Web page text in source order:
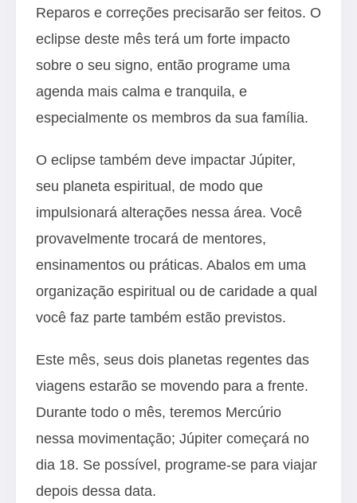
Reparos e correções precisarão ser feitos. O
eclipse deste mês terá um forte impacto
sobre o seu signo, então programe uma
agenda mais calma e tranquila, e
especialmente os membros da sua família.
O eclipse também deve impactar Júpiter,
seu planeta espiritual, de modo que
impulsionará alterações nessa área. Você
provavelmente trocará de mentores,
ensinamentos ou práticas. Abalos em uma
organização espiritual ou de caridade a qual
você faz parte também estão previstos.
Este mês, seus dois planetas regentes das
viagens estarão se movendo para a frente.
Durante todo o mês, teremos Mercúrio
nessa movimentação; Júpiter começará no
dia 18. Se possível, programe-se para viajar
depois dessa data.